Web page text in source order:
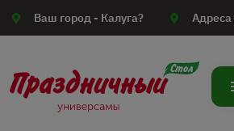
Ваш город - Калуга?